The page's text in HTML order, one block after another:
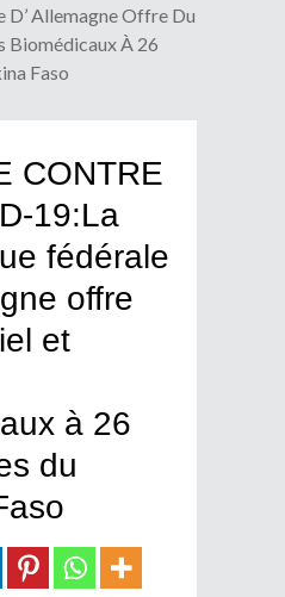
D’ Allemagne Offre Du
Biomédicaux À 26
Faso
CONTRE
19:La
fédérale
offre
et
à 26
du